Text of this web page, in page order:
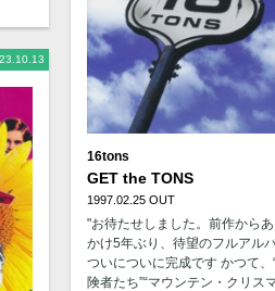
16tons
GET the TONS
1997.02.25 OUT
"お待たせしました。前作から
かけ5年ぶり、待望のフルアル
ついについに完成です かつて、
険者たち”“マウンテン・クリス